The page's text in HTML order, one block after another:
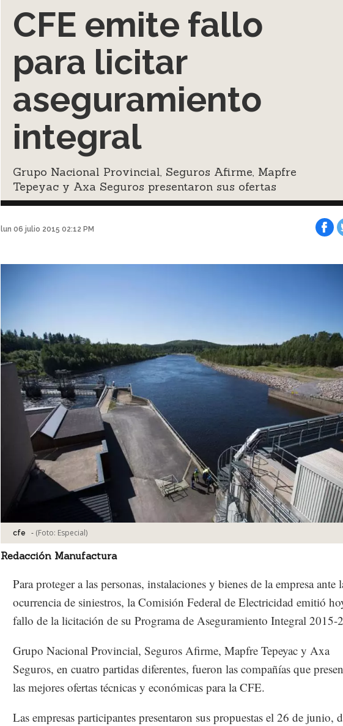
CFE emite fallo
para licitar
aseguramiento
integral
Grupo Nacional Provincial, Seguros Afirme, Mapfre
Tepeyac y Axa Seguros presentaron sus ofertas
lun 06 julio 2015 02:12 PM
cfe - (Foto: Especial)
Redacción Manufactura
Para proteger a las personas, instalaciones y bienes de la empresa ante
ocurrencia de siniestros, la Comisión Federal de Electricidad emitió
fallo de la licitación de su Programa de Aseguramiento Integral 2015-
Grupo Nacional Provincial, Seguros Afirme, Mapfre Tepeyac y Axa
Seguros, en cuatro partidas diferentes, fueron las compañías que
las mejores ofertas técnicas y económicas para la CFE.
Las empresas participantes presentaron sus propuestas el 26 de junio,